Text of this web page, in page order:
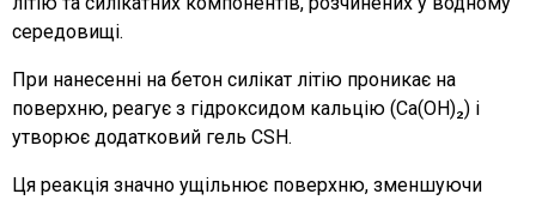
середовищі.
При нанесенні на бетон силікат літію проникає на
поверхню, реагує з гідроксидом кальцію (Ca(OH)₂) і
утворює додатковий гель CSH.
Ця реакція значно ущільнює поверхню, зменшуючи